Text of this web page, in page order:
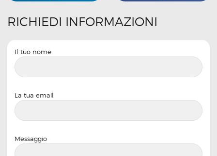
RICHIEDI INFORMAZIONI
Il tuo nome
La tua email
Messaggio